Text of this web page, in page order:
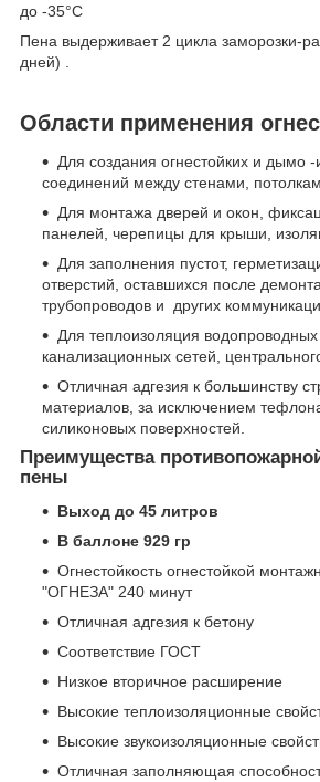
до -35°С
Пена выдерживает 2 цикла заморозки-
дней) .
Области применения
Для создания огнестойких и дымо
соединений между стенами,
Для монтажа дверей и окон,
панелей, черепицы для крыши,
Для заполнения пустот,
отверстий, оставшихся после
трубопроводов и других
Для теплоизоляция водопроводных
канализационных сетей,
Отличная адгезия к большинству
материалов, за исключением
силиконовых поверхностей.
Преимущества
пены
Выход до 45 литров
В баллоне 929 гр
Огнестойкость огнестойкой
"ОГНЕЗА" 240 минут
Отличная адгезия к бетону
Соответствие ГОСТ
Низкое вторичное расширение
Высокие теплоизоляционные
Высокие звукоизоляционные
Отличная заполняющая